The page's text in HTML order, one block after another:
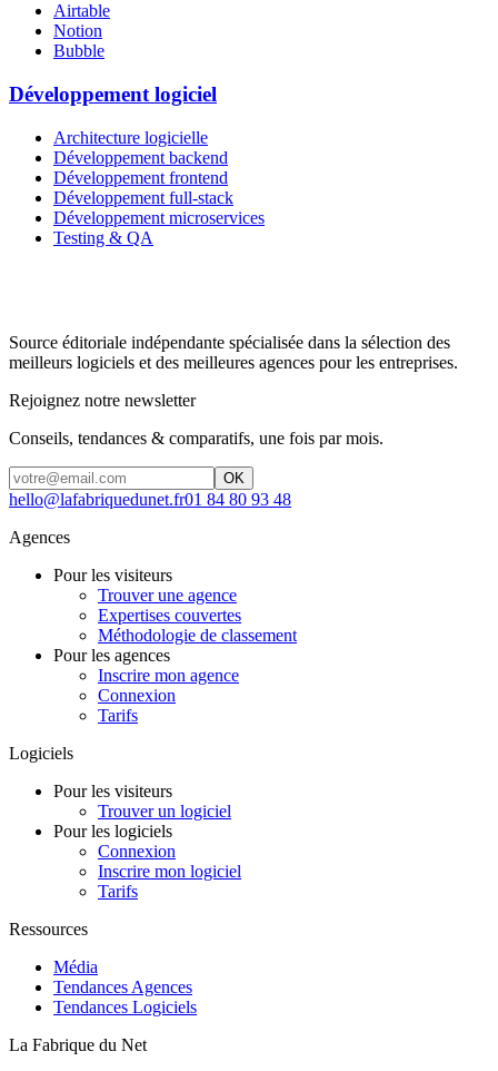
Airtable
Notion
Bubble
Développement logiciel
Architecture logicielle
Développement backend
Développement frontend
Développement full-stack
Développement microservices
Testing & QA
Source éditoriale indépendante spécialisée dans la sélection des
meilleurs logiciels et des meilleures agences pour les entreprises.
Rejoignez notre newsletter
Conseils, tendances & comparatifs, une fois par mois.
OK
hello@lafabriquedunet.fr01 84 80 93 48
Agences
Pour les visiteurs
Trouver une agence
Expertises couvertes
Méthodologie de classement
Pour les agences
Inscrire mon agence
Connexion
Tarifs
Logiciels
Pour les visiteurs
Trouver un logiciel
Pour les logiciels
Connexion
Inscrire mon logiciel
Tarifs
Ressources
Média
Tendances Agences
Tendances Logiciels
La Fabrique du Net